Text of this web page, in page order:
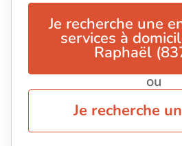
Je recherche une
services à
Raphaël
ou
Je recherche